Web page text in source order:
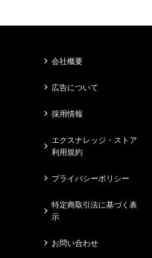
会社概要
広告について
採用情報
エクスナレッジ・ストア
利用規約
プライバシーポリシー
特定商取引法に基づく表
示
お問い合わせ